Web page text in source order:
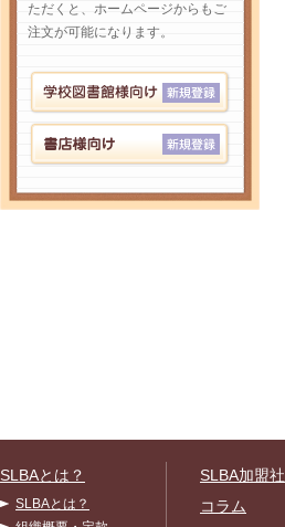
ただくと、ホームページからもご
注文が可能になります。
SLBAとは？
SLBAとは？
SLBA加盟社
コラム